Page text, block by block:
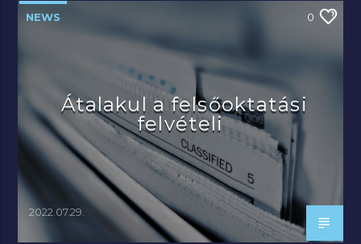
NEWS 0
Átalakul a felsőoktatási
felvételi
2022.07.29.